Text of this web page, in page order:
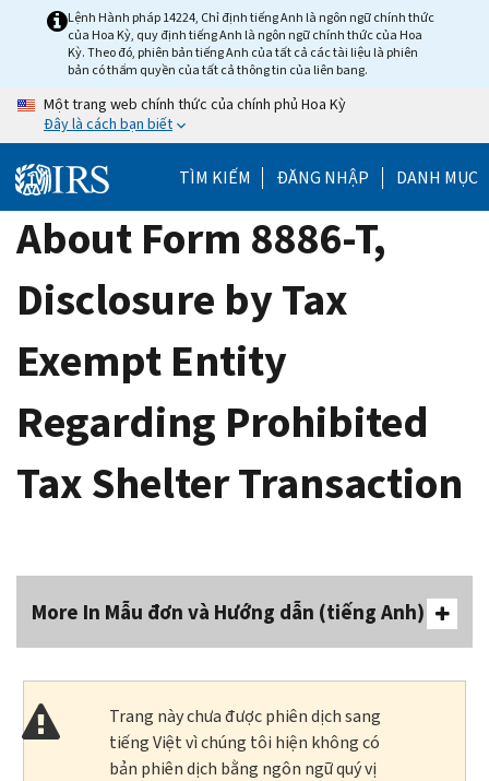
Lệnh Hành pháp 14224, Chỉ định tiếng Anh là ngôn ngữ chính thức
của Hoa Kỳ, quy định tiếng Anh là ngôn ngữ chính thức của Hoa
Kỳ. Theo đó, phiên bản tiếng Anh của tất cả các tài liệu là phiên
bản có thẩm quyền của tất cả thông tin của liên bang.
Một trang web chính thức của chính phủ Hoa Kỳ
Đây là cách bạn biết
TÌM KIẾM ĐĂNG NHẬP DANH MỤC
About Form 8886-T,
Disclosure by Tax
Exempt Entity
Regarding Prohibited
Tax Shelter Transaction
More In Mẫu đơn và Hướng dẫn (tiếng Anh)
Trang này chưa được phiên dịch sang
tiếng Việt vì chúng tôi hiện không có
bản phiên dịch bằng ngôn ngữ quý vị